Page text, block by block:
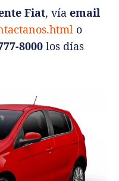
Fiat, vía email
o
8000 los días